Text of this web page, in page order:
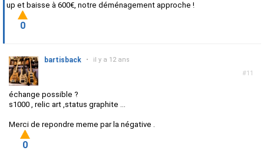
up et baisse à 600€, notre déménagement approche !
0
#11
bartisback • il y a 12 ans
échange possible ?
s1000 , relic art ,status graphite ...
Merci de repondre meme par la négative .
0